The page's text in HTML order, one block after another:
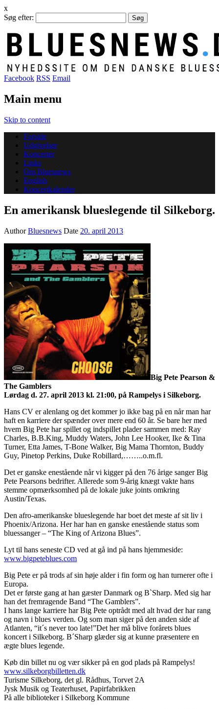
x
Søg efter:
Facebook RSS Email
Main menu
Skip to content
Forside
Udgivelser
Koncerter
Links
Om Bluesnews
English
Koncertkalender
En amerikansk blueslegende til Silkeborg.
AuthorBluesnews Date 20. april 2013
Big Pete Pearson &
The Gamblers
Lørdag d. 27. april 2013 kl. 21:00, på Rampelys i Silkeborg.
Hans CV er alenlang og det kommer jo ikke bag på en når man har
haft en karriere der spænder over mere end 60 år. Se bare her med
hvem Big Pete har spillet og indspillet plader sammen med: Ray
Charles, B.B.King, Muddy Waters, John Lee Hooker, Ike & Tina
Turner, Etta James, T-Bone Walker, Big Mama Thornton, Buddy
Guy, Pinetop Perkins, Duke Robillard,……..o.m.fl.
Det er ganske enestående når vi kigger på den 76 årige sanger Big
Pete Pearsons bedrifter. Allerede som 9-årig knægt vakte hans
stemme opmærksomhed på de lokale juke joints omkring
Austin/Texas.
Den afro-amerikanske blueslegende har boet det meste af sit liv i
Phoenix/Arizona. Her har han en ganske enestående status som
bluessanger – “The King of Arizona Blues”.
Lyt til hans seneste CD ved at gå ind på hans hjemmeside:
www.bigpeteblues.com
Big Pete er på trods af sin høje alder i fin form og han turnerer ofte i
Europa.
Det er første gang at han gæster Danmark og B`Sharp. Med sig har
han det fremragende Band “The Gamblers”.
I hans lange karriere har Big Pete optrådt med alt hvad der har rang
og navn i blues verden. Og som man siger på den anden side af
Atlanten, “it´s never too late!”Det her må blive forårets blues
koncert i Silkeborg. B´Sharp glæder sig at kunne præsentere en
ægte blues legende.
Køb din billet nu og vær sikker på en god plads på Rampelys!
www.silkeborgbilletten.dk
Turisme Silkeborg, det gl. Rådhus, Torvet 2A
Jysk Musik og Teaterhuset, Papirfabrikken
På alle biblioteker i Silkeborg Kommune